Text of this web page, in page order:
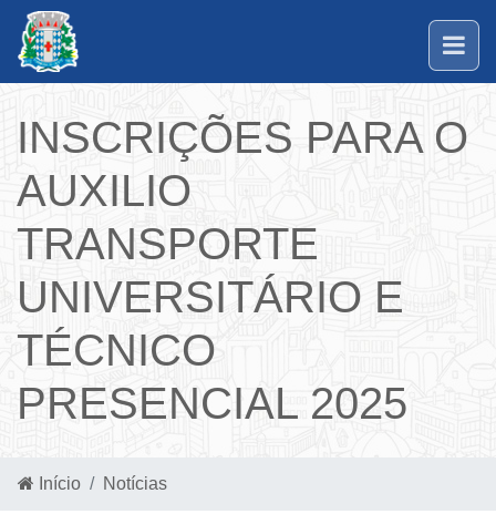
INSCRIÇÕES PARA O
AUXILIO
TRANSPORTE
UNIVERSITÁRIO E
TÉCNICO
PRESENCIAL 2025
Início Notícias